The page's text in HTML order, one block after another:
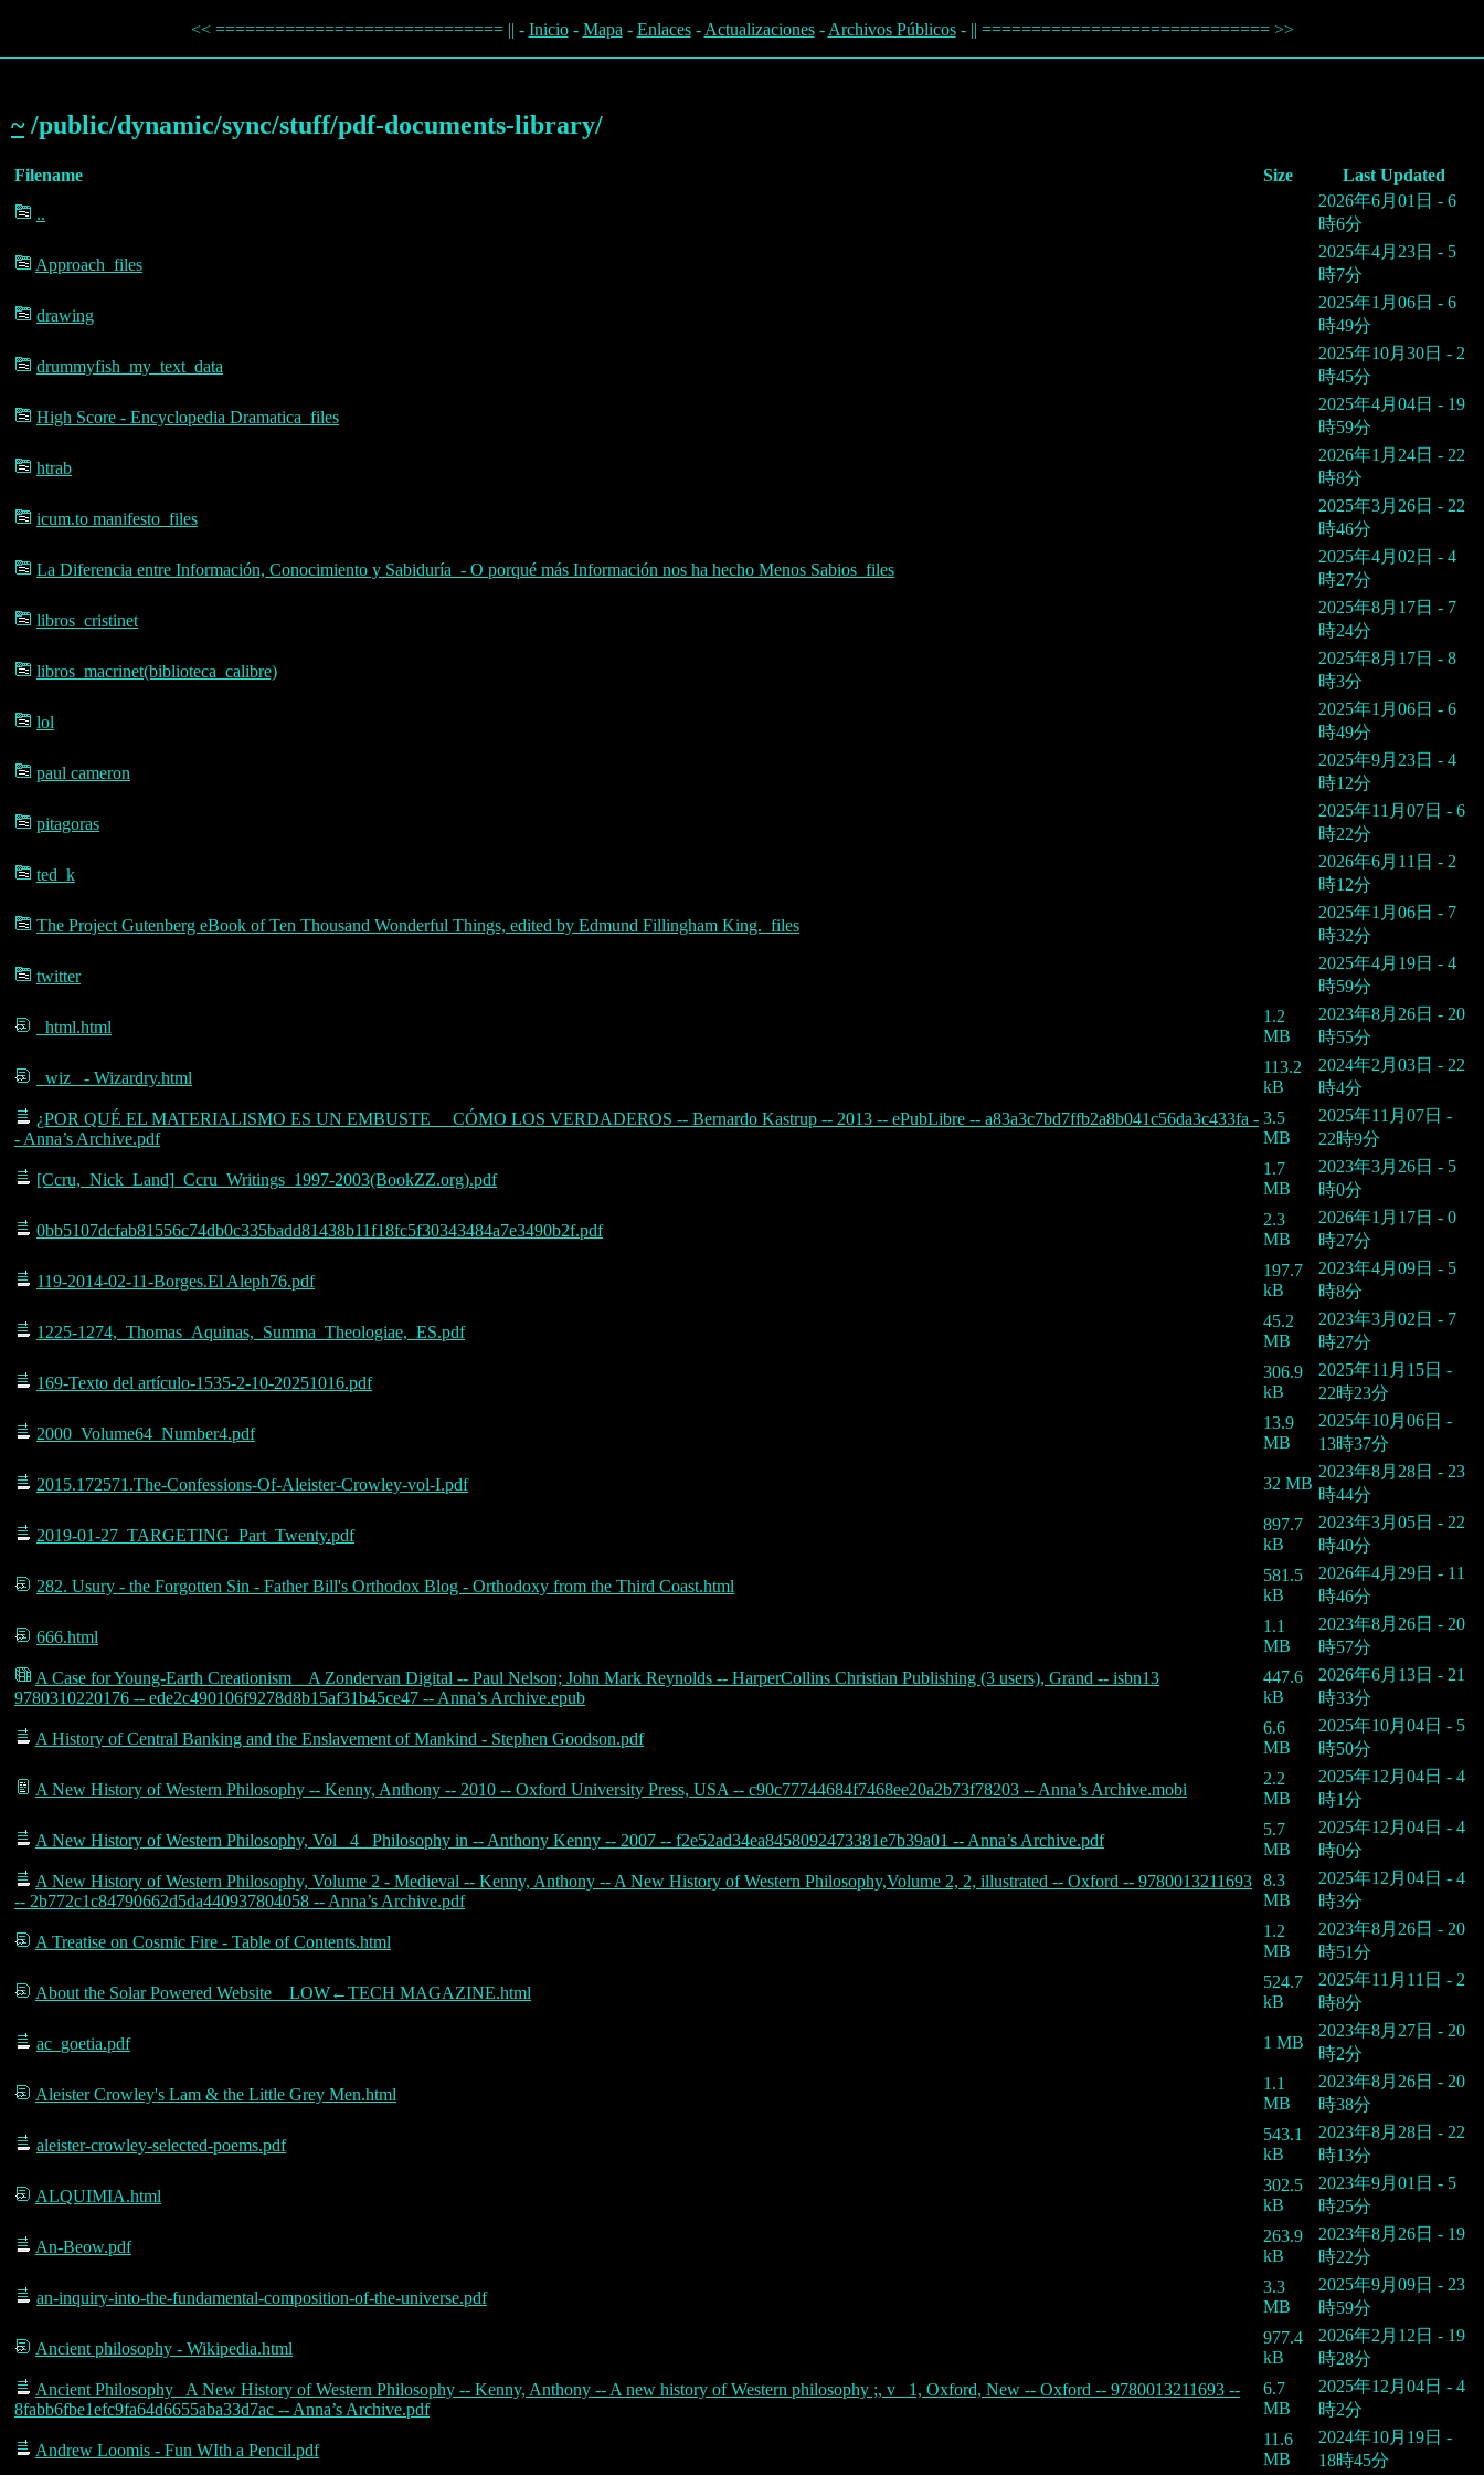
<< ============================= || - Inicio- Mapa - Enlaces- Actualizaciones- Archivos Públicos- || ============================= >>
~/public/dynamic/sync/stuff/pdf-documents-library/
Filename Size Last Updated
..
2026年6月01日 - 6
時6分
Approach_files
2025年4月23日 - 5
時7分
drawing
2025年1月06日 - 6
時49分
drummyfish_my_text_data
2025年10月30日 - 2
時45分
High Score - Encyclopedia Dramatica_files
2025年4月04日 - 19
時59分
htrab
2026年1月24日 - 22
時8分
icum.to manifesto_files
2025年3月26日 - 22
時46分
La Diferencia entre Información, Conocimiento y Sabiduría - O porqué más Información nos ha hecho Menos Sabios_files
2025年4月02日 - 4
時27分
libros_cristinet
2025年8月17日 - 7
時24分
libros_macrinet(biblioteca_calibre)
2025年8月17日 - 8
時3分
lol
2025年1月06日 - 6
時49分
paul cameron
2025年9月23日 - 4
時12分
pitagoras
2025年11月07日 - 6
時22分
ted_k
2026年6月11日 - 2
時12分
The Project Gutenberg eBook of Ten Thousand Wonderful Things, edited by Edmund Fillingham King._files
2025年1月06日 - 7
時32分
twitter
2025年4月19日 - 4
時59分
_html.html
1.2
MB
2023年8月26日 - 20
時55分
_wiz_ - Wizardry.html
113.2
kB
2024年2月03日 - 22
時4分
¿POR QUÉ EL MATERIALISMO ES UN EMBUSTE__ CÓMO LOS VERDADEROS -- Bernardo Kastrup -- 2013 -- ePubLibre -- a83a3c7bd7ffb2a8b041c56da3c433fa -
- Anna’s Archive.pdf
3.5
MB
2025年11月07日 -
22時9分
[Ccru,_Nick_Land]_Ccru_Writings_1997-2003(BookZZ.org).pdf
1.7
MB
2023年3月26日 - 5
時0分
0bb5107dcfab81556c74db0c335badd81438b11f18fc5f30343484a7e3490b2f.pdf
2.3
MB
2026年1月17日 - 0
時27分
119-2014-02-11-Borges.El Aleph76.pdf
197.7
kB
2023年4月09日 - 5
時8分
1225-1274,_Thomas_Aquinas,_Summa_Theologiae,_ES.pdf
45.2
MB
2023年3月02日 - 7
時27分
169-Texto del artículo-1535-2-10-20251016.pdf
306.9
kB
2025年11月15日 -
22時23分
2000_Volume64_Number4.pdf
13.9
MB
2025年10月06日 -
13時37分
2015.172571.The-Confessions-Of-Aleister-Crowley-vol-I.pdf 32 MB
2023年8月28日 - 23
時44分
2019-01-27_TARGETING_Part_Twenty.pdf
897.7
kB
2023年3月05日 - 22
時40分
282. Usury - the Forgotten Sin - Father Bill's Orthodox Blog - Orthodoxy from the Third Coast.html
581.5
kB
2026年4月29日 - 11
時46分
666.html
1.1
MB
2023年8月26日 - 20
時57分
A Case for Young-Earth Creationism _ A Zondervan Digital -- Paul Nelson; John Mark Reynolds -- HarperCollins Christian Publishing (3 users), Grand -- isbn13
9780310220176 -- ede2c490106f9278d8b15af31b45ce47 -- Anna’s Archive.epub
447.6
kB
2026年6月13日 - 21
時33分
A History of Central Banking and the Enslavement of Mankind - Stephen Goodson.pdf
6.6
MB
2025年10月04日 - 5
時50分
A New History of Western Philosophy -- Kenny, Anthony -- 2010 -- Oxford University Press, USA -- c90c77744684f7468ee20a2b73f78203 -- Anna’s Archive.mobi
2.2
MB
2025年12月04日 - 4
時1分
A New History of Western Philosophy, Vol_ 4_ Philosophy in -- Anthony Kenny -- 2007 -- f2e52ad34ea8458092473381e7b39a01 -- Anna’s Archive.pdf
5.7
MB
2025年12月04日 - 4
時0分
A New History of Western Philosophy, Volume 2 - Medieval -- Kenny, Anthony -- A New History of Western Philosophy,Volume 2, 2, illustrated -- Oxford -- 9780013211693
-- 2b772c1c84790662d5da440937804058 -- Anna’s Archive.pdf
8.3
MB
2025年12月04日 - 4
時3分
A Treatise on Cosmic Fire - Table of Contents.html
1.2
MB
2023年8月26日 - 20
時51分
About the Solar Powered Website _ LOW←TECH MAGAZINE.html
524.7
kB
2025年11月11日 - 2
時8分
ac_goetia.pdf 1 MB
2023年8月27日 - 20
時2分
Aleister Crowley's Lam & the Little Grey Men.html
1.1
MB
2023年8月26日 - 20
時38分
aleister-crowley-selected-poems.pdf
543.1
kB
2023年8月28日 - 22
時13分
ALQUIMIA.html
302.5
kB
2023年9月01日 - 5
時25分
An-Beow.pdf
263.9
kB
2023年8月26日 - 19
時22分
an-inquiry-into-the-fundamental-composition-of-the-universe.pdf
3.3
MB
2025年9月09日 - 23
時59分
Ancient philosophy - Wikipedia.html
977.4
kB
2026年2月12日 - 19
時28分
Ancient Philosophy_ A New History of Western Philosophy -- Kenny, Anthony -- A new history of Western philosophy ;, v_ 1, Oxford, New -- Oxford -- 9780013211693 --
8fabb6fbe1efc9fa64d6655aba33d7ac -- Anna’s Archive.pdf
6.7
MB
2025年12月04日 - 4
時2分
Andrew Loomis - Fun WIth a Pencil.pdf
11.6
MB
2024年10月19日 -
18時45分